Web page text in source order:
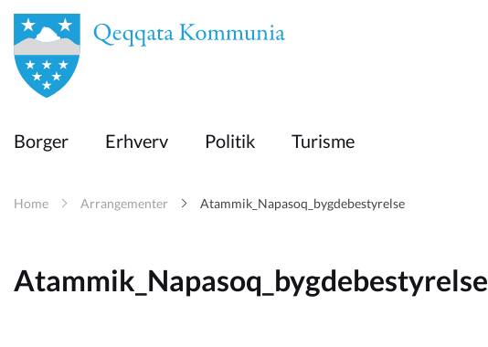
en
Borger
Erhverv
Turisme
Borger Erhverv Politik Turisme
Home Arrangementer Atammik_Napasoq_bygdebestyrelse
Atammik_Napasoq_bygdebestyrelse